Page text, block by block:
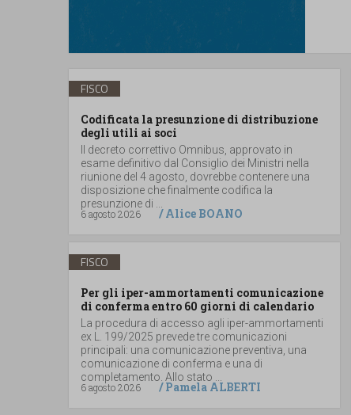
FISCO
Codificata la presunzione di distribuzione
degli utili ai soci
Il decreto correttivo Omnibus, approvato in
esame definitivo dal Consiglio dei Ministri nella
riunione del 4 agosto, dovrebbe contenere una
disposizione che finalmente codifica la
presunzione di ...
6 agosto 2026
/Alice BOANO
FISCO
Per gli iper-ammortamenti comunicazione
di conferma entro 60 giorni di calendario
La procedura di accesso agli iper-ammortamenti
ex L. 199/2025 prevede tre comunicazioni
principali: una comunicazione preventiva, una
comunicazione di conferma e una di
completamento. Allo stato ...
6 agosto 2026
/Pamela ALBERTI